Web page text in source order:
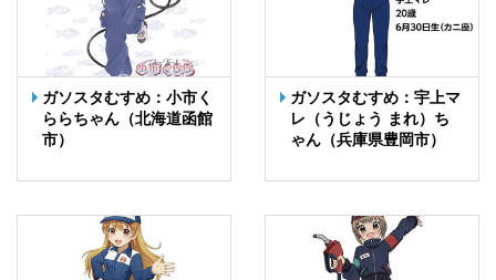
ガソスタむすめ：小市く
ららちゃん（北海道函館
市）
ガソスタむすめ：宇上マ
レ（うじょう まれ）ち
ゃん（兵庫県豊岡市）